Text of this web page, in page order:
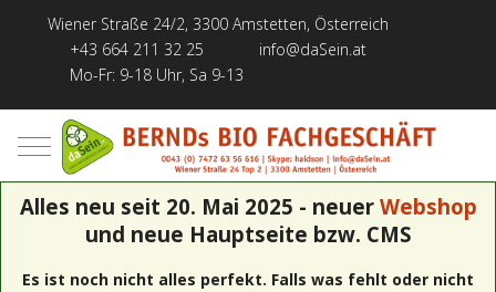
Wiener Straße 24/2, 3300 Amstetten, Österreich
+43 664 211 32 25
info@daSein.at
Mo-Fr: 9-18 Uhr, Sa 9-13
Mobile Menu Toggle
Alles neu seit 20. Mai 2025 - neuer Webshop
und neue Hauptseite bzw. CMS
Es ist noch nicht alles perfekt. Falls was fehlt oder nicht